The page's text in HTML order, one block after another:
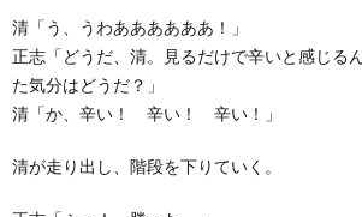
清「う、うわああああああ！」
正志「どうだ、清。見るだけで辛いと感じる
た気分はどうだ？」
清「か、辛い！ 辛い！ 辛い！」
清が走り出し、階段を下りていく。